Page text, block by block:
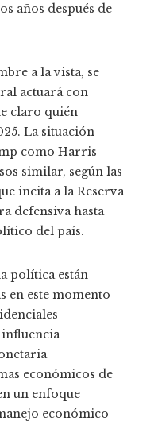
años después de
a la vista, se
actuará con
claro quién
La situación
como Harris
similar, según las
incita a la Reserva
defensiva hasta
del país.
política están
en este momento
económicos de
un enfoque
económico